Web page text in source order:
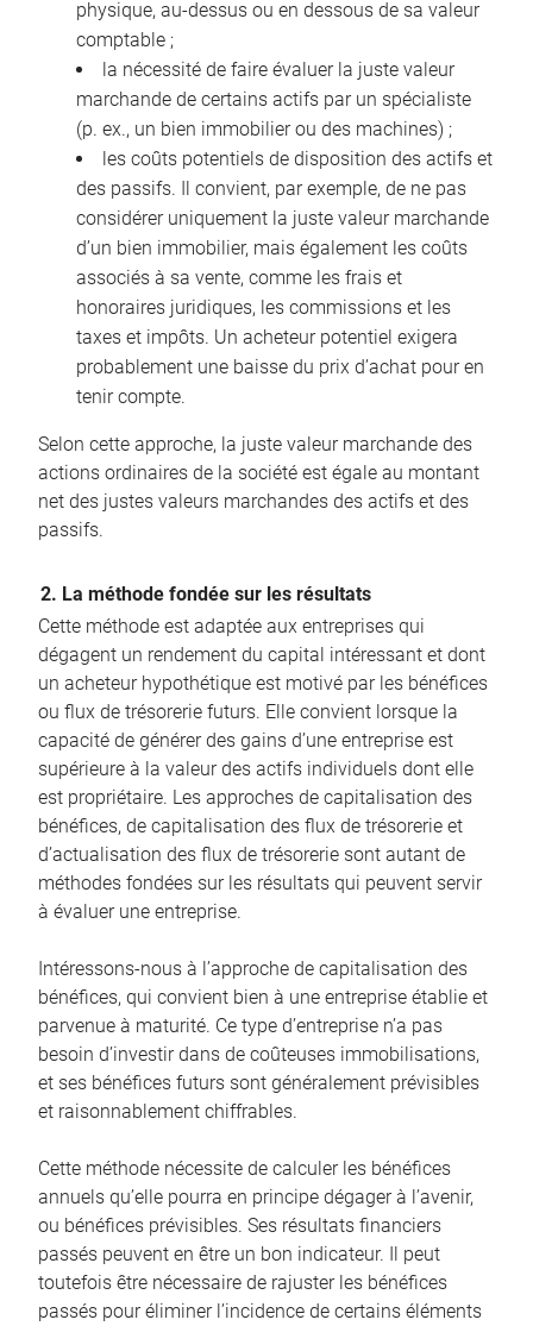
physique, au-dessus ou en dessous de sa valeur
comptable ;
la nécessité de faire évaluer la juste valeur
marchande de certains actifs par un spécialiste
(p. ex., un bien immobilier ou des machines) ;
les coûts potentiels de disposition des actifs et
des passifs. Il convient, par exemple, de ne pas
considérer uniquement la juste valeur marchande
d’un bien immobilier, mais également les coûts
associés à sa vente, comme les frais et
honoraires juridiques, les commissions et les
taxes et impôts. Un acheteur potentiel exigera
probablement une baisse du prix d’achat pour en
tenir compte.
Selon cette approche, la juste valeur marchande des
actions ordinaires de la société est égale au montant
net des justes valeurs marchandes des actifs et des
passifs.
2. La méthode fondée sur les résultats
Cette méthode est adaptée aux entreprises qui
dégagent un rendement du capital intéressant et dont
un acheteur hypothétique est motivé par les bénéfices
ou flux de trésorerie futurs. Elle convient lorsque la
capacité de générer des gains d’une entreprise est
supérieure à la valeur des actifs individuels dont elle
est propriétaire. Les approches de capitalisation des
bénéfices, de capitalisation des flux de trésorerie et
d’actualisation des flux de trésorerie sont autant de
méthodes fondées sur les résultats qui peuvent servir
à évaluer une entreprise.
Intéressons-nous à l’approche de capitalisation des
bénéfices, qui convient bien à une entreprise établie et
parvenue à maturité. Ce type d’entreprise n’a pas
besoin d’investir dans de coûteuses immobilisations,
et ses bénéfices futurs sont généralement prévisibles
et raisonnablement chiffrables.
Cette méthode nécessite de calculer les bénéfices
annuels qu’elle pourra en principe dégager à l’avenir,
ou bénéfices prévisibles. Ses résultats financiers
passés peuvent en être un bon indicateur. Il peut
toutefois être nécessaire de rajuster les bénéfices
passés pour éliminer l’incidence de certains éléments